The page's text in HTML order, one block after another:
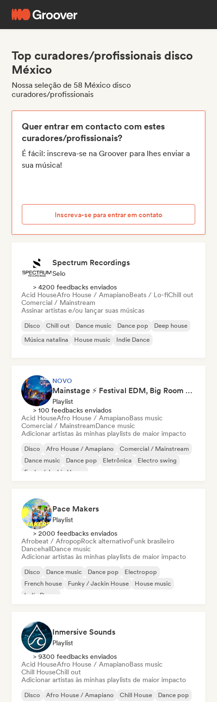
Top curadores/profissionais disco
México
Nossa seleção de 58 México disco
curadores/profissionais
Quer entrar em contacto com estes
curadores/profissionais?
É fácil: inscreva-se na Groover para lhes enviar a
sua música!
Inscreva-se para entrar em contato
Spectrum Recordings
Selo
> 4200 feedbacks enviados
Acid HouseAfro House / AmapianoBeats / Lo-fiChill out
Comercial / Mainstream
Assinar artistas e/ou lançar suas músicas
Disco Chill out Dance music Dance pop
Deep house
Música natalina
House music Indie Dance
NOVO
Mainstage ⚡ Festival EDM, Big Room & House Anthems
Playlist
> 100 feedbacks enviados
Acid HouseAfro House / AmapianoBass music
Comercial / MainstreamDance music
Adicionar artistas às minhas playlists de maior impacto
Disco Afro House / Amapiano
Comercial / Mainstream
Dance music
Dance pop Eletrônica
Electro swing
Funky / Jackin House
Pace Makers
Playlist
> 2000 feedbacks enviados
Afrobeat / AfropopRock alternativoFunk brasileiro
DancehallDance music
Adicionar artistas às minhas playlists de maior impacto
Disco Dance music Dance pop
Electropop
French house
Funky / Jackin House
House music
Indie Dance
Inmersive Sounds
Playlist
> 9300 feedbacks enviados
Acid HouseAfro House / AmapianoBass music
Chill HouseChill out
Adicionar artistas às minhas playlists de maior impacto
Disco Afro House / Amapiano Chill House
Dance pop